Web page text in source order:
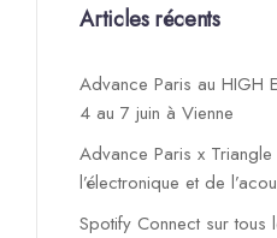
Articles récents
Advance Paris au HIGH
4 au 7 juin à Vienne
Advance Paris x
l’électronique et de
Spotify Connect sur